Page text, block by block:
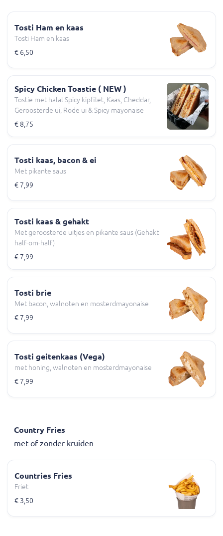
Tosti Ham en kaas
Tosti Ham en kaas
€ 6,50
Spicy Chicken Toastie ( NEW )
Tostie met halal Spicy kipfilet, Kaas, Cheddar,
Geroosterde ui, Rode ui & Spicy mayonaise
€ 8,75
Tosti kaas, bacon & ei
Met pikante saus
€ 7,99
Tosti kaas & gehakt
Met geroosterde uitjes en pikante saus (Gehakt
half-om-half)
€ 7,99
Tosti brie
Met bacon, walnoten en mosterdmayonaise
€ 7,99
Tosti geitenkaas (Vega)
met honing, walnoten en mosterdmayonaise
€ 7,99
Country Fries
met of zonder kruiden
Countries Fries
Friet
€ 3,50